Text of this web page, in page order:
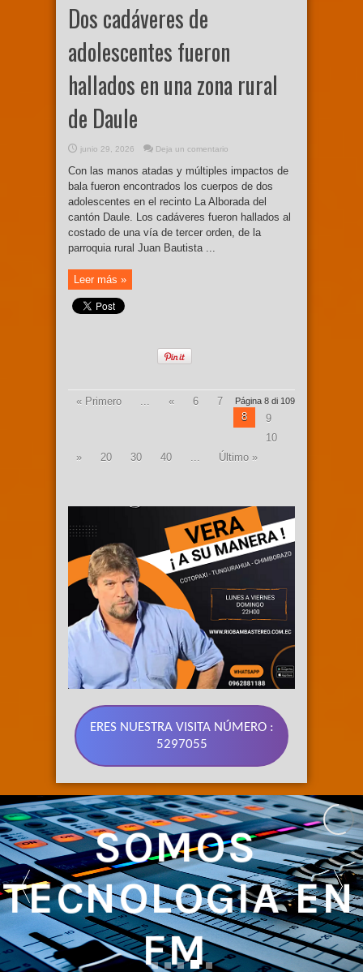
Dos cadáveres de
adolescentes fueron
hallados en una zona rural
de Daule
junio 29, 2026 Deja un comentario
Con las manos atadas y múltiples impactos de
bala fueron encontrados los cuerpos de dos
adolescentes en el recinto La Alborada del
cantón Daule. Los cadáveres fueron hallados al
costado de una vía de tercer orden, de la
parroquia rural Juan Bautista ...
Leer más »
Página 8 di 109
« Primero « 6
7
8
9
10
»
20 30 40 Último »
ERES NUESTRA VISITA NÚMERO :
5297055
SOMOS
TECNOLOGIA EN
FM